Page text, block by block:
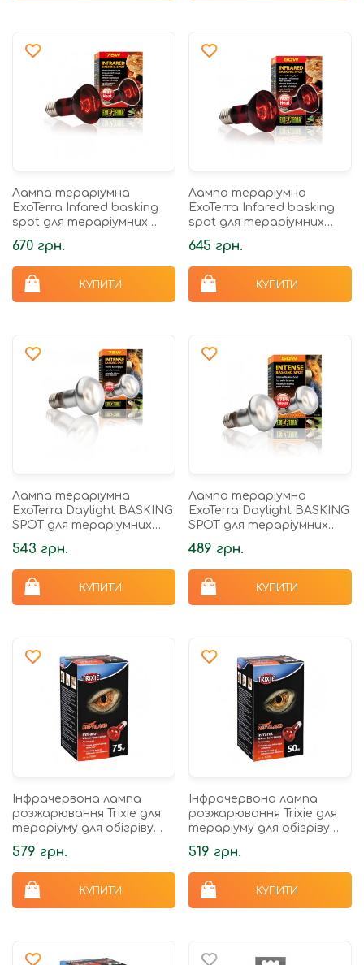
Лампа тераріумна
ExoTerra Infared basking
spot для тераріумних
тварин інфрачервона
обігріваюча R20/75 Вт
670 грн.
КУПИТИ
Лампа тераріумна
ExoTerra Infared basking
spot для тераріумних
тварин інфрачервона
обігріваюч R20/50 Вт
645 грн.
КУПИТИ
Лампа тераріумна
ExoTerra Daylight BASKING
SPOT для тераріумних
тварин денна
обігріваюча дзеркальна
S20/75 Вт
543 грн.
КУПИТИ
Лампа тераріумна
ExoTerra Daylight BASKING
SPOT для тераріумних
тварин денна
обігріваюча дзеркальна
S20/50 Вт
489 грн.
КУПИТИ
Інфрачервона лампа
розжарювання Trixie для
тераріуму для обігріву
E27 63х100 мм/75 Вт
579 грн.
КУПИТИ
Інфрачервона лампа
розжарювання Trixie для
тераріуму для обігріву
E27 63х100 мм/50 Вт
519 грн.
КУПИТИ